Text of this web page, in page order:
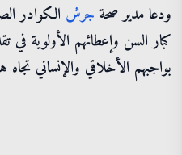
ودعا مدير صحة جرش الكوادر
كبار السن وإعطائهم الأولوية في
بواجبهم الأخلاقي والإنساني تجاه